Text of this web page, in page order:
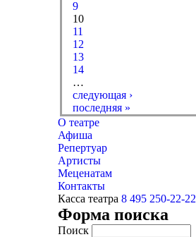
9
10
11
12
13
14
…
следующая ›
последняя »
О театре
Афиша
Репертуар
Артисты
Меценатам
Контакты
Касса театра 8 495 250-22-22
Форма поиска
Поиск